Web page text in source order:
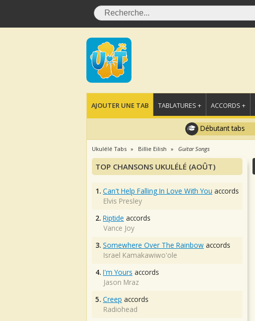
AJOUTER UNE TAB TABLATURES + ACCORDS +
Débutant tabs
Ukulélé Tabs Billie Eilish Guitar Songs
TOP CHANSONS UKULÉLÉ (AOÛT)
1. Can't Help Falling In Love With You accords
Elvis Presley
2. Riptide accords
Vance Joy
3. Somewhere Over The Rainbow accords
Israel Kamakawiwo'ole
4. I'm Yours accords
Jason Mraz
5. Creep accords
Radiohead